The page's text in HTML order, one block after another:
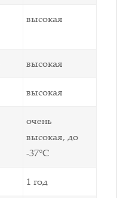
высокая
высокая
высокая
очень
высокая, до
-37°С
1 год